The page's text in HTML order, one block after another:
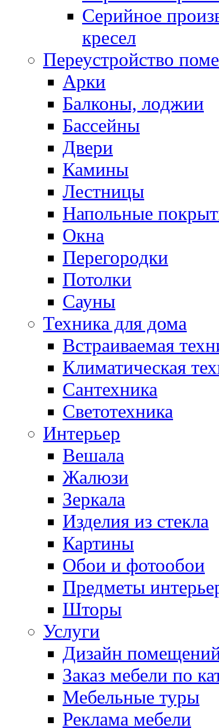
Серийное
кресел
Переустройство
Арки
Балконы, лоджии
Бассейны
Двери
Камины
Лестницы
Напольные
Окна
Перегородки
Потолки
Сауны
Техника для дома
Встраиваемая
Климатическая
Сантехника
Светотехника
Интерьер
Вешала
Жалюзи
Зеркала
Изделия из стекла
Картины
Обои и фотообои
Предметы
Шторы
Услуги
Дизайн
Заказ мебели по
Мебельные туры
Реклама мебели